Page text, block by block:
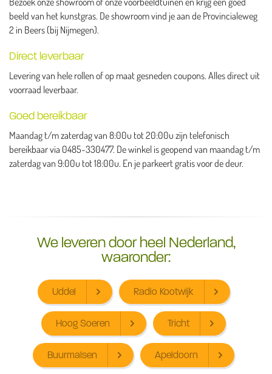
beeld van het kunstgras. De showroom vind je aan de Provincialeweg
2 in Beers (bij Nijmegen).
Direct leverbaar
Levering van hele rollen of op maat gesneden coupons. Alles direct uit
voorraad leverbaar.
Goed bereikbaar
Maandag t/m zaterdag van 8:00u tot 20:00u zijn telefonisch
bereikbaar via 0485-330477. De winkel is geopend van maandag t/m
zaterdag van 9:00u tot 18:00u. En je parkeert gratis voor de deur.
We leveren door heel Nederland,
waaronder:
Uddel Radio Kootwijk
Hoog Soeren Tricht
Buurmalsen Apeldoorn